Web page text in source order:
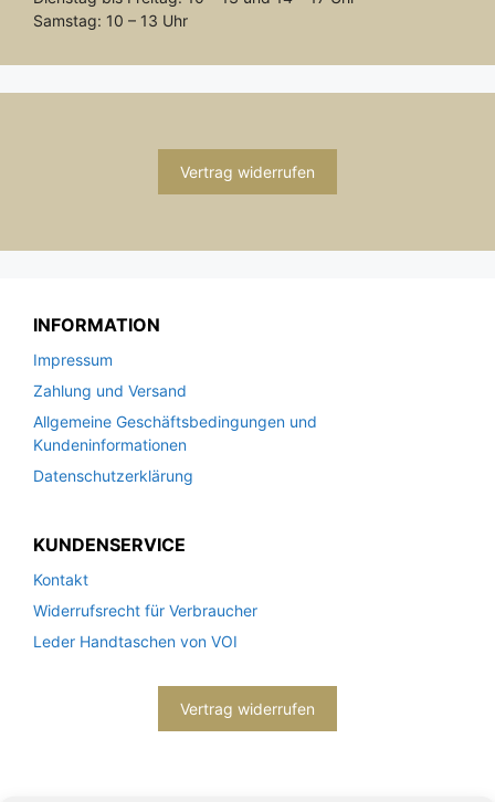
Samstag: 10 – 13 Uhr
Vertrag widerrufen
INFORMATION
Impressum
Zahlung und Versand
Allgemeine Geschäftsbedingungen und
Kundeninformationen
Datenschutzerklärung
KUNDENSERVICE
Kontakt
Widerrufsrecht für Verbraucher
Leder Handtaschen von VOI
Vertrag widerrufen